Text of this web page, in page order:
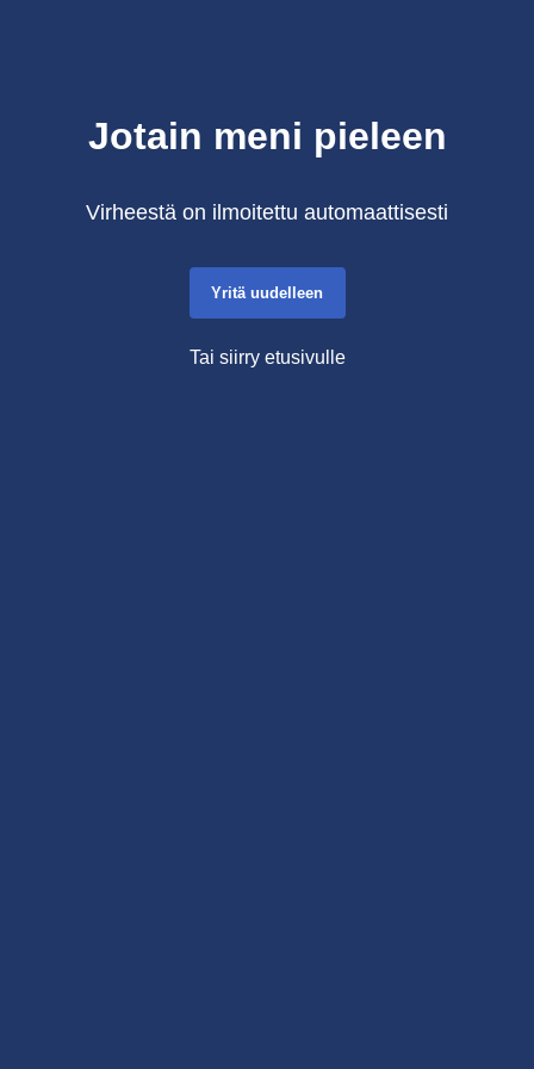
Jotain meni pieleen
Virheestä on ilmoitettu automaattisesti
Yritä uudelleen
Tai siirry etusivulle